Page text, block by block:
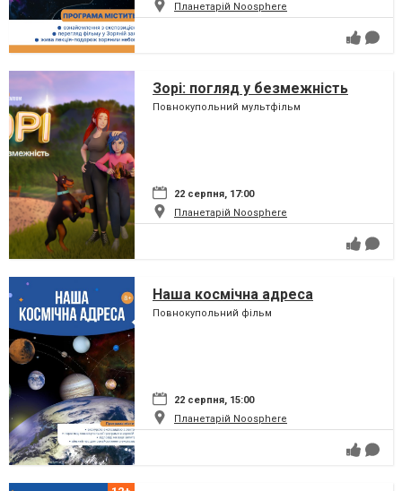
Планетарій Noosphere
Зорі: погляд у безмежність
Повнокупольний мультфільм
22 серпня, 17:00
Планетарій Noosphere
Наша космічна адреса
Повнокупольний фільм
22 серпня, 15:00
Планетарій Noosphere